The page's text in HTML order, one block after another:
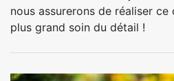
nous assurerons de réaliser
plus grand soin du détail !